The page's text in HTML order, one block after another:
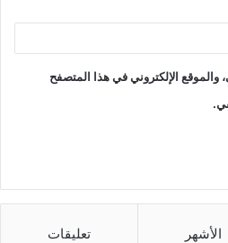
والموقع الإلكتروني في هذا المتصفح
الأشهر تعليقات